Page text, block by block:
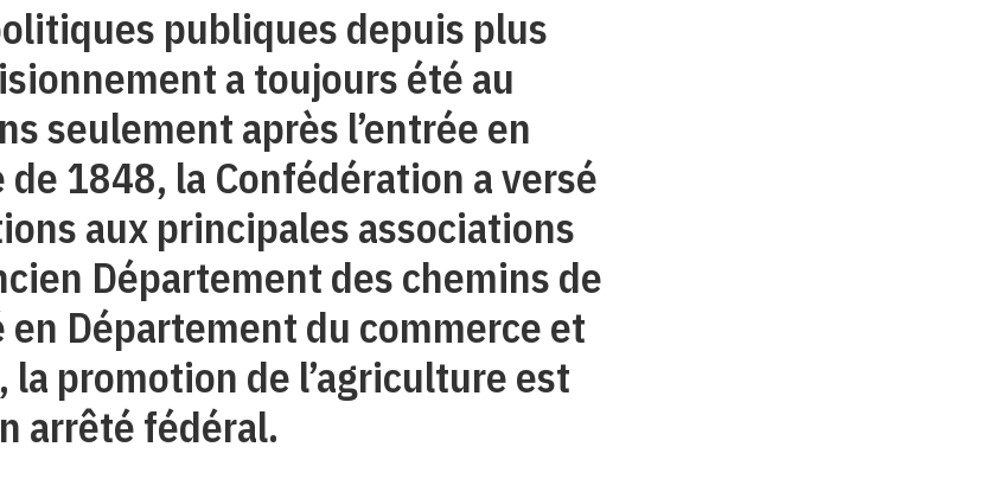
publiques depuis plus
a toujours été au
seulement après l’entrée en
1848, la Confédération a versé
aux principales associations
Département des chemins de
Département du commerce et
la promotion de l’agriculture est
arrêté fédéral.